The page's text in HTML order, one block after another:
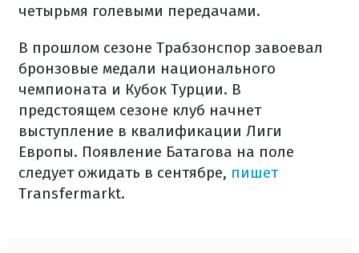
четырьмя голевыми передачами.
В прошлом сезоне Трабзонспор завоевал
бронзовые медали национального
чемпионата и Кубок Турции. В
предстоящем сезоне клуб начнет
выступление в квалификации Лиги
Европы. Появление Батагова на поле
следует ожидать в сентябре, пишет
Transfermarkt.